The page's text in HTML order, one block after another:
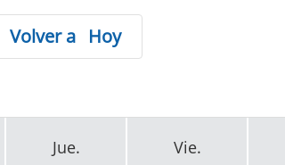
Hoy
Jue. Vie.